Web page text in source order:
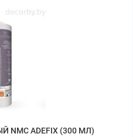
ADEFIX (300 МЛ)